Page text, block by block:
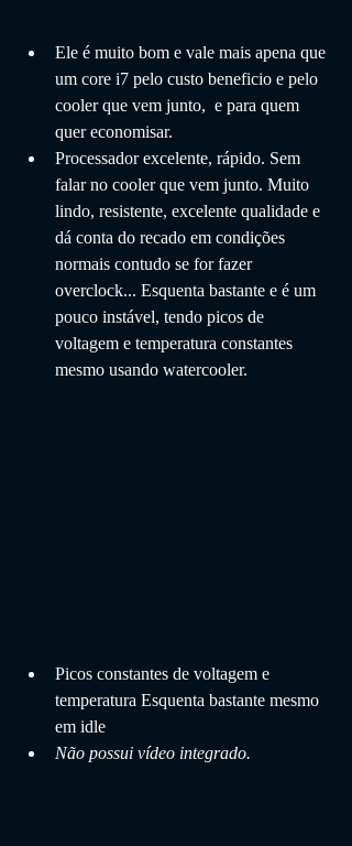
Ele é muito bom e vale mais apena que
um core i7 pelo custo beneficio e pelo
cooler que vem junto,  e para quem
quer economisar.
Processador excelente, rápido. Sem
falar no cooler que vem junto. Muito
lindo, resistente, excelente qualidade e
dá conta do recado em condições
normais contudo se for fazer
overclock... Esquenta bastante e é um
pouco instável, tendo picos de
voltagem e temperatura constantes
mesmo usando watercooler.
Picos constantes de voltagem e
temperatura Esquenta bastante mesmo
em idle
Não possui vídeo integrado.